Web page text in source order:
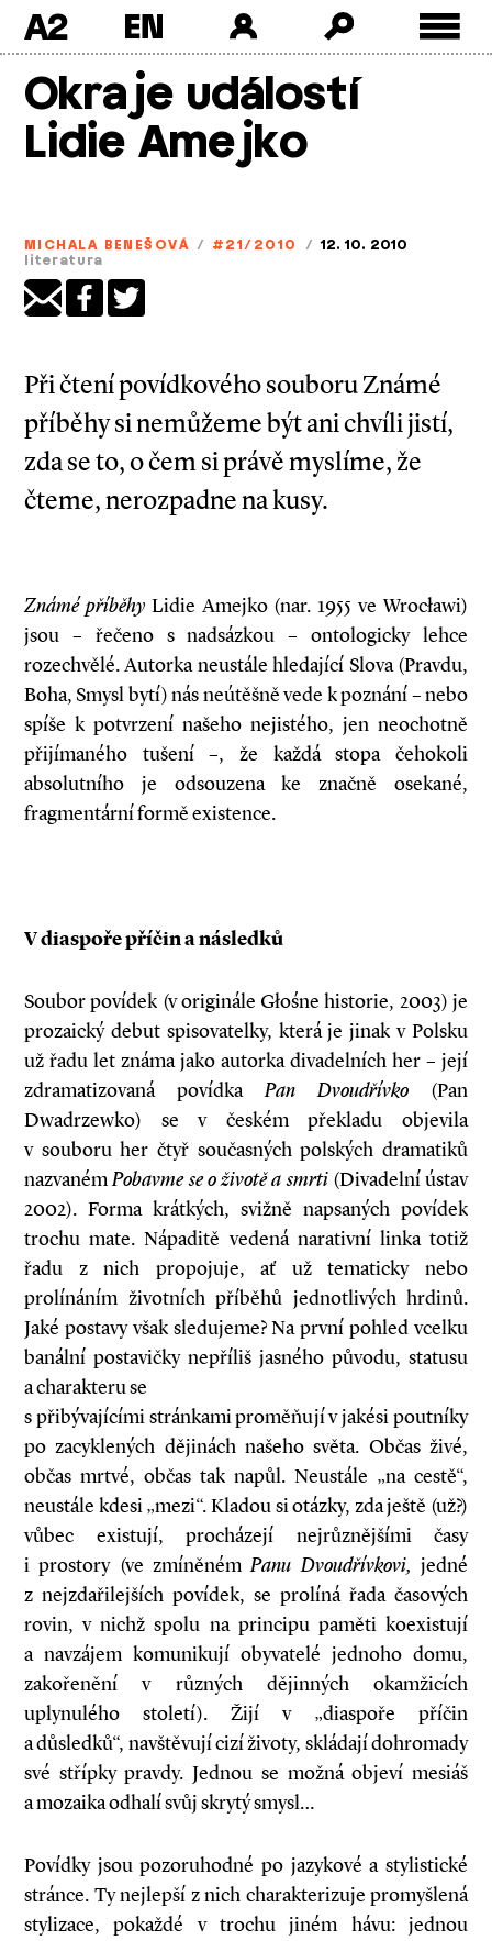
content
A2
Okraje událostí
Lidie Amejko
MICHALA BENEŠOVÁ / #21/2010 / 12. 10. 2010
literatura
Při čtení povídkového souboru Známé
příběhy si nemůžeme být ani chvíli jistí,
zda se to, o čem si právě myslíme, že
čteme, nerozpadne na kusy.
Známé příběhyLidie Amejko (nar. 1955 ve Wrocławi)
jsou – řečeno s nadsázkou – ontologicky lehce
rozechvělé. Autorka neustále hledající Slova (Pravdu,
Boha, Smysl bytí) nás neútěšně vede k poznání – nebo
spíše k potvrzení našeho nejistého, jen neochotně
přijímaného tušení –, že každá stopa čehokoli
absolutního je odsouzena ke značně osekané,
fragmentární formě existence.
V diaspoře příčin a následků
Soubor povídek (v originále Głośne historie, 2003) je
prozaický debut spisovatelky, která je jinak v Polsku
už řadu let známa jako autorka divadelních her – její
zdramatizovaná povídkaPan Dvoudřívko (Pan
Dwadrzewko) se v českém překladu objevila
v souboru her čtyř současných polských dramatiků
nazvanémPobavme se o životě a smrti(Divadelní ústav
2002). Forma krátkých, svižně napsaných povídek
trochu mate. Nápaditě vedená narativní linka totiž
řadu z nich propojuje, ať už tematicky nebo
prolínáním životních příběhů jednotlivých hrdinů.
Jaké postavy však sledujeme? Na první pohled vcelku
banální postavičky nepříliš jasného původu, statusu
a charakteru se
s přibývajícími stránkami proměňují v jakési poutníky
po zacyklených dějinách našeho světa. Občas živé,
občas mrtvé, občas tak napůl. Neustále „na cestě“,
neustále kdesi „mezi“. Kladou si otázky, zda ještě (už?)
vůbec existují, procházejí nejrůznějšími časy
i prostory (ve zmíněnémPanu Dvoudřívkovi, jedné
z nejzdařilejších povídek, se prolíná řada časových
rovin, v nichž spolu na principu paměti koexistují
a navzájem komunikují obyvatelé jednoho domu,
zakořenění v různých dějinných okamžicích
uplynulého století). Žijí v „diaspoře příčin
a důsledků“, navštěvují cizí životy, skládají dohromady
své střípky pravdy. Jednou se možná objeví mesiáš
a mozaika odhalí svůj skrytý smysl…
Povídky jsou pozoruhodné po jazykové a stylistické
stránce. Ty nejlepší z nich charakterizuje promyšlená
stylizace, pokaždé v trochu jiném hávu: jednou